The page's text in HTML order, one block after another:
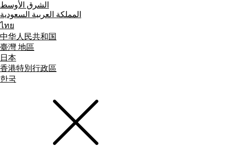
الشرق الأوسط
المملكة العربية السعودية
ไทย
中华人民共和国
臺灣 地區
日本
香港特別行政區
한국